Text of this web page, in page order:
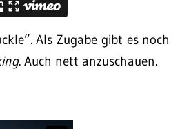
Als Zugabe gibt es noch
. Auch nett anzuschauen.